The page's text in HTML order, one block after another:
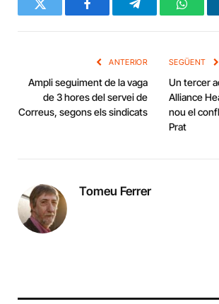
Twitter FacebookTelegram
ANTERIOR
Ampli seguiment de la vaga
de 3 hores del servei de
Correus, segons els sindicats
SEGÜENT
Un tercer
Alliance
nou el
Prat
Tomeu Ferrer